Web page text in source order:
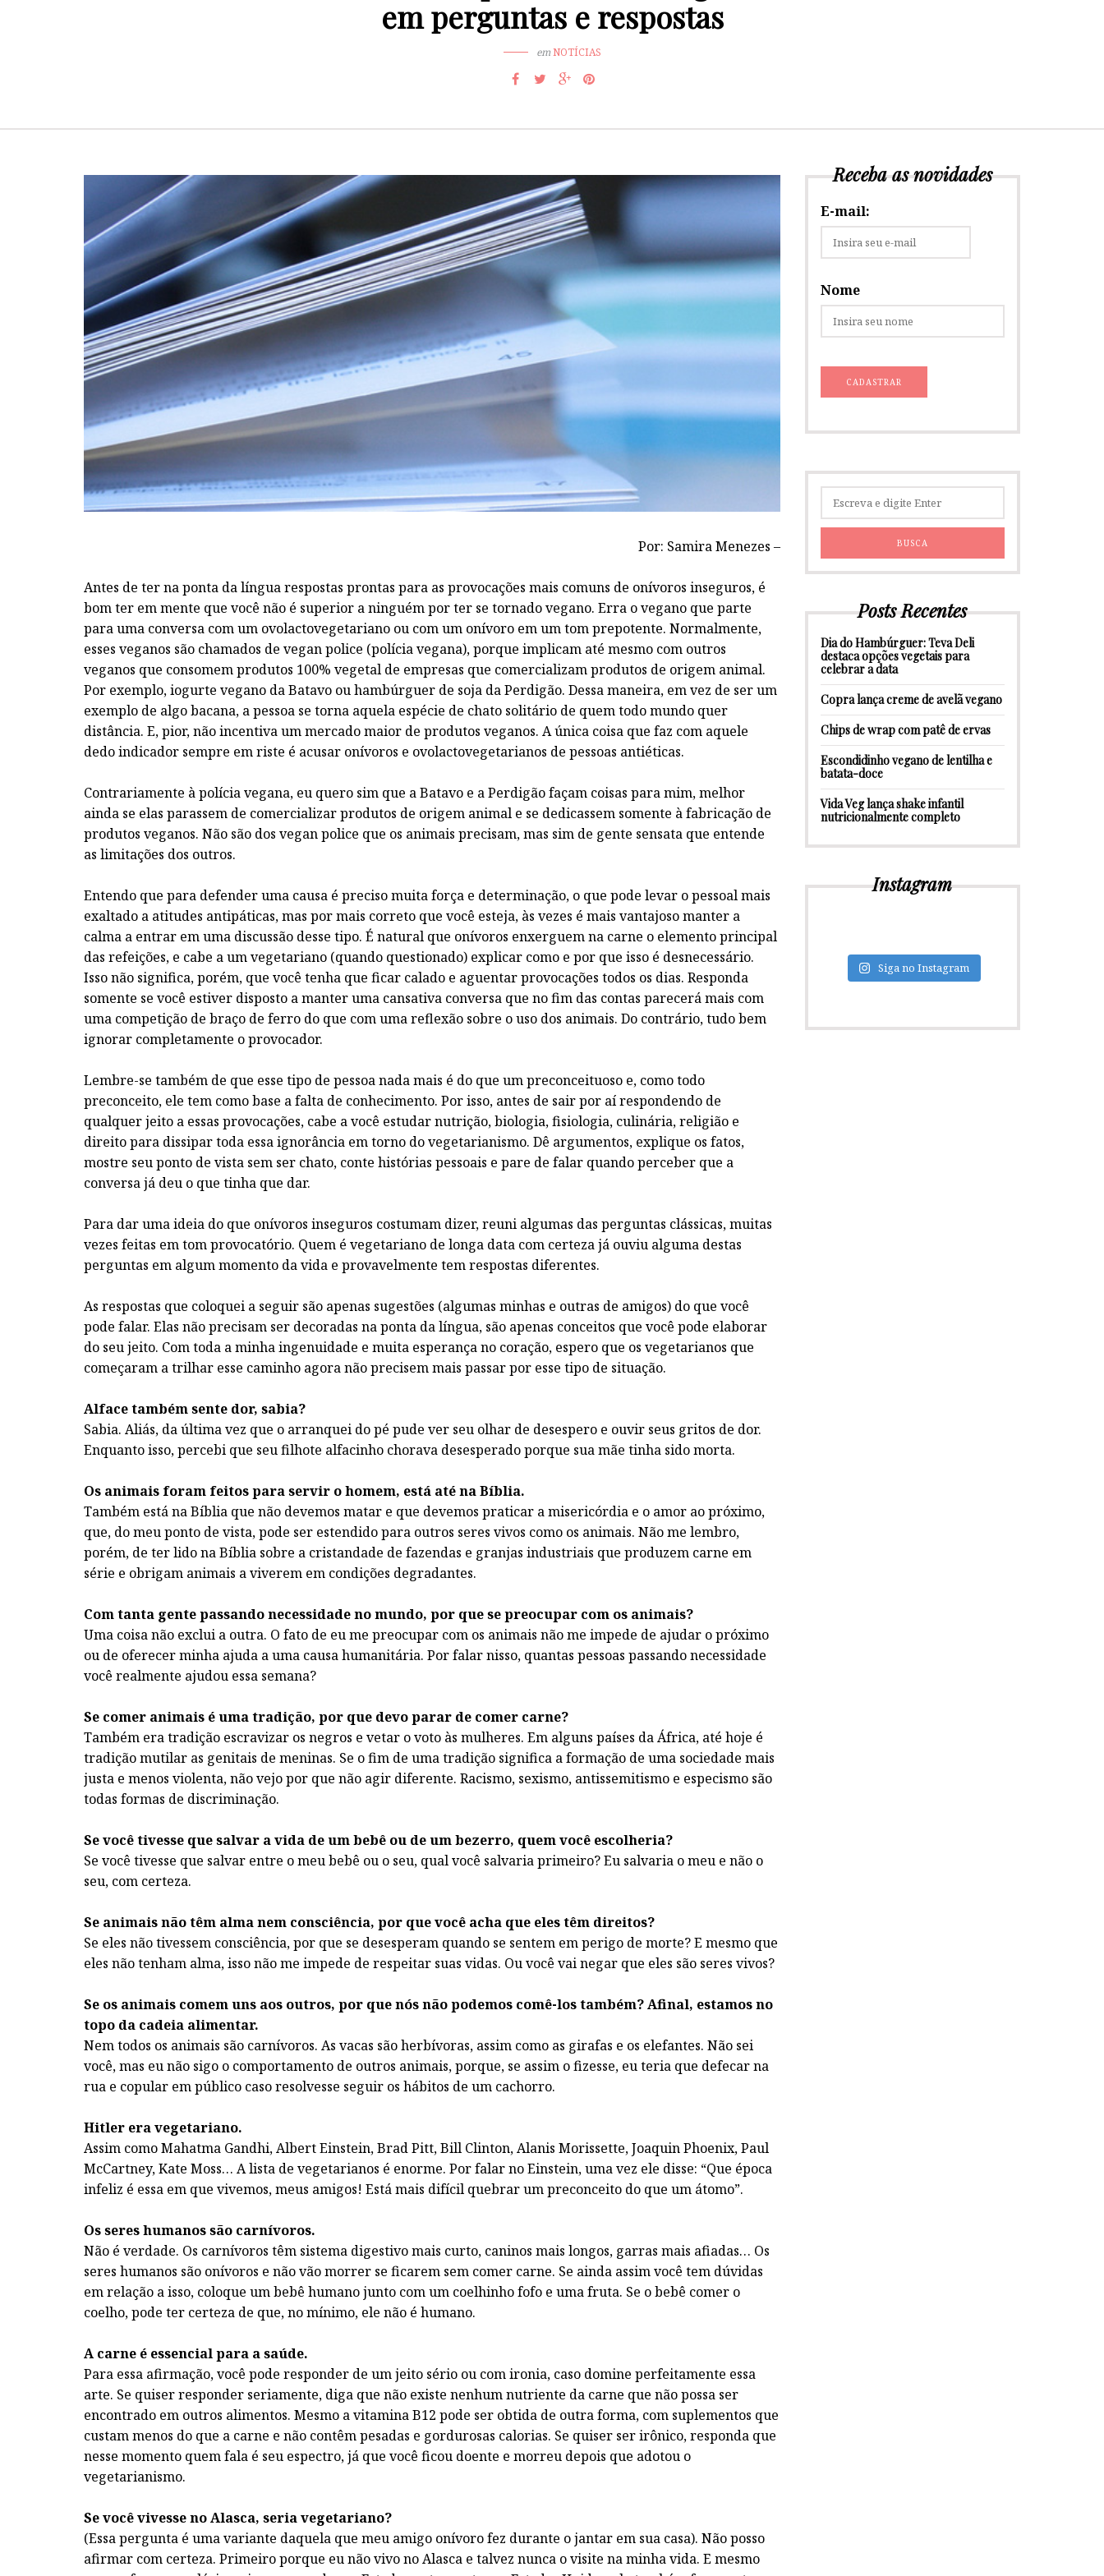
em perguntas e respostas
emNOTÍCIAS
Por: Samira Menezes –
Antes de ter na ponta da língua respostas prontas para as provocações mais comuns de onívoros inseguros, é
bom ter em mente que você não é superior a ninguém por ter se tornado vegano. Erra o vegano que parte
para uma conversa com um ovolactovegetariano ou com um onívoro em um tom prepotente. Normalmente,
esses veganos são chamados de vegan police (polícia vegana), porque implicam até mesmo com outros
veganos que consomem produtos 100% vegetal de empresas que comercializam produtos de origem animal.
Por exemplo, iogurte vegano da Batavo ou hambúrguer de soja da Perdigão. Dessa maneira, em vez de ser um
exemplo de algo bacana, a pessoa se torna aquela espécie de chato solitário de quem todo mundo quer
distância. E, pior, não incentiva um mercado maior de produtos veganos. A única coisa que faz com aquele
dedo indicador sempre em riste é acusar onívoros e ovolactovegetarianos de pessoas antiéticas.
Contrariamente à polícia vegana, eu quero sim que a Batavo e a Perdigão façam coisas para mim, melhor
ainda se elas parassem de comercializar produtos de origem animal e se dedicassem somente à fabricação de
produtos veganos. Não são dos vegan police que os animais precisam, mas sim de gente sensata que entende
as limitações dos outros.
Entendo que para defender uma causa é preciso muita força e determinação, o que pode levar o pessoal mais
exaltado a atitudes antipáticas, mas por mais correto que você esteja, às vezes é mais vantajoso manter a
calma a entrar em uma discussão desse tipo. É natural que onívoros enxerguem na carne o elemento principal
das refeições, e cabe a um vegetariano (quando questionado) explicar como e por que isso é desnecessário.
Isso não significa, porém, que você tenha que ficar calado e aguentar provocações todos os dias. Responda
somente se você estiver disposto a manter uma cansativa conversa que no fim das contas parecerá mais com
uma competição de braço de ferro do que com uma reflexão sobre o uso dos animais. Do contrário, tudo bem
ignorar completamente o provocador.
Lembre-se também de que esse tipo de pessoa nada mais é do que um preconceituoso e, como todo
preconceito, ele tem como base a falta de conhecimento. Por isso, antes de sair por aí respondendo de
qualquer jeito a essas provocações, cabe a você estudar nutrição, biologia, fisiologia, culinária, religião e
direito para dissipar toda essa ignorância em torno do vegetarianismo. Dê argumentos, explique os fatos,
mostre seu ponto de vista sem ser chato, conte histórias pessoais e pare de falar quando perceber que a
conversa já deu o que tinha que dar.
Para dar uma ideia do que onívoros inseguros costumam dizer, reuni algumas das perguntas clássicas, muitas
vezes feitas em tom provocatório. Quem é vegetariano de longa data com certeza já ouviu alguma destas
perguntas em algum momento da vida e provavelmente tem respostas diferentes.
As respostas que coloquei a seguir são apenas sugestões (algumas minhas e outras de amigos) do que você
pode falar. Elas não precisam ser decoradas na ponta da língua, são apenas conceitos que você pode elaborar
do seu jeito. Com toda a minha ingenuidade e muita esperança no coração, espero que os vegetarianos que
começaram a trilhar esse caminho agora não precisem mais passar por esse tipo de situação.
Alface também sente dor, sabia?
Sabia. Aliás, da última vez que o arranquei do pé pude ver seu olhar de desespero e ouvir seus gritos de dor.
Enquanto isso, percebi que seu filhote alfacinho chorava desesperado porque sua mãe tinha sido morta.
Os animais foram feitos para servir o homem, está até na Bíblia.
Também está na Bíblia que não devemos matar e que devemos praticar a misericórdia e o amor ao próximo,
que, do meu ponto de vista, pode ser estendido para outros seres vivos como os animais. Não me lembro,
porém, de ter lido na Bíblia sobre a cristandade de fazendas e granjas industriais que produzem carne em
série e obrigam animais a viverem em condições degradantes.
Com tanta gente passando necessidade no mundo, por que se preocupar com os animais?
Uma coisa não exclui a outra. O fato de eu me preocupar com os animais não me impede de ajudar o próximo
ou de oferecer minha ajuda a uma causa humanitária. Por falar nisso, quantas pessoas passando necessidade
você realmente ajudou essa semana?
Se comer animais é uma tradição, por que devo parar de comer carne?
Também era tradição escravizar os negros e vetar o voto às mulheres. Em alguns países da África, até hoje é
tradição mutilar as genitais de meninas. Se o fim de uma tradição significa a formação de uma sociedade mais
justa e menos violenta, não vejo por que não agir diferente. Racismo, sexismo, antissemitismo e especismo são
todas formas de discriminação.
Se você tivesse que salvar a vida de um bebê ou de um bezerro, quem você escolheria?
Se você tivesse que salvar entre o meu bebê ou o seu, qual você salvaria primeiro? Eu salvaria o meu e não o
seu, com certeza.
Se animais não têm alma nem consciência, por que você acha que eles têm direitos?
Se eles não tivessem consciência, por que se desesperam quando se sentem em perigo de morte? E mesmo que
eles não tenham alma, isso não me impede de respeitar suas vidas. Ou você vai negar que eles são seres vivos?
Se os animais comem uns aos outros, por que nós não podemos comê-los também? Afinal, estamos no
topo da cadeia alimentar.
Nem todos os animais são carnívoros. As vacas são herbívoras, assim como as girafas e os elefantes. Não sei
você, mas eu não sigo o comportamento de outros animais, porque, se assim o fizesse, eu teria que defecar na
rua e copular em público caso resolvesse seguir os hábitos de um cachorro.
Hitler era vegetariano.
Assim como Mahatma Gandhi, Albert Einstein, Brad Pitt, Bill Clinton, Alanis Morissette, Joaquin Phoenix, Paul
McCartney, Kate Moss… A lista de vegetarianos é enorme. Por falar no Einstein, uma vez ele disse: “Que época
infeliz é essa em que vivemos, meus amigos! Está mais difícil quebrar um preconceito do que um átomo”.
Os seres humanos são carnívoros.
Não é verdade. Os carnívoros têm sistema digestivo mais curto, caninos mais longos, garras mais afiadas… Os
seres humanos são onívoros e não vão morrer se ficarem sem comer carne. Se ainda assim você tem dúvidas
em relação a isso, coloque um bebê humano junto com um coelhinho fofo e uma fruta. Se o bebê comer o
coelho, pode ter certeza de que, no mínimo, ele não é humano.
A carne é essencial para a saúde.
Para essa afirmação, você pode responder de um jeito sério ou com ironia, caso domine perfeitamente essa
arte. Se quiser responder seriamente, diga que não existe nenhum nutriente da carne que não possa ser
encontrado em outros alimentos. Mesmo a vitamina B12 pode ser obtida de outra forma, com suplementos que
custam menos do que a carne e não contêm pesadas e gordurosas calorias. Se quiser ser irônico, responda que
nesse momento quem fala é seu espectro, já que você ficou doente e morreu depois que adotou o
vegetarianismo.
Se você vivesse no Alasca, seria vegetariano?
(Essa pergunta é uma variante daquela que meu amigo onívoro fez durante o jantar em sua casa). Não posso
afirmar com certeza. Primeiro porque eu não vivo no Alasca e talvez nunca o visite na minha vida. E mesmo
Receba as novidades
E-mail:
Nome
Posts Recentes
Dia do Hambúrguer: Teva Deli
destaca opções vegetais para
celebrar a data
Copra lança creme de avelã vegano
Chips de wrap com patê de ervas
Escondidinho vegano de lentilha e
batata-doce
Vida Veg lança shake infantil
nutricionalmente completo
Instagram
Siga no Instagram